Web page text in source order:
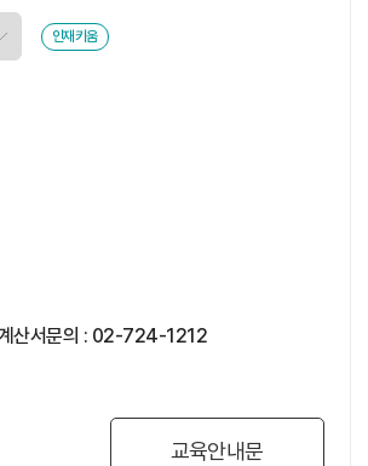
인재키움
산서문의 : 02-724-1212
교육안내문